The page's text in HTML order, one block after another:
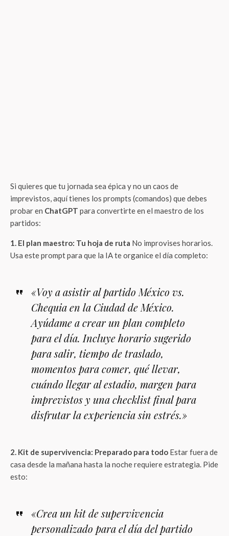
Si quieres que tu jornada sea épica y no un caos de
imprevistos, aquí tienes los prompts (comandos) que debes
probar en ChatGPT para convertirte en el maestro de los
partidos:
1. El plan maestro: Tu hoja de ruta No improvises horarios.
Usa este prompt para que la IA te organice el día completo:
«Voy a asistir al partido México vs.
Chequia en la Ciudad de México.
Ayúdame a crear un plan completo
para el día. Incluye horario sugerido
para salir, tiempo de traslado,
momentos para comer, qué llevar,
cuándo llegar al estadio, margen para
imprevistos y una checklist final para
disfrutar la experiencia sin estrés.»
2. Kit de supervivencia: Preparado para todo Estar fuera de
casa desde la mañana hasta la noche requiere estrategia. Pide
esto:
«Crea un kit de supervivencia
personalizado para el día del partido